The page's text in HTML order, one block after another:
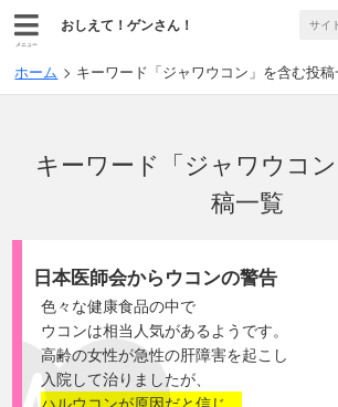
メニュー
おしえて！ゲンさん！
ホーム キーワード「ジャワウコン」を含む投稿
キーワード「ジャワウコ
稿一覧
日本医師会からウコンの警告
色々な健康食品の中で
ウコンは相当人気があるようです。
高齢の女性が急性の肝障害を起こし
入院して治りましたが、